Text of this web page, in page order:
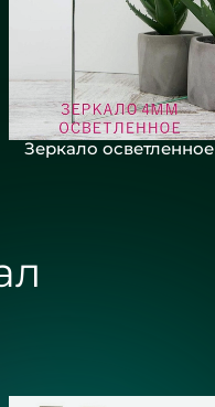
Зеркало осветленное